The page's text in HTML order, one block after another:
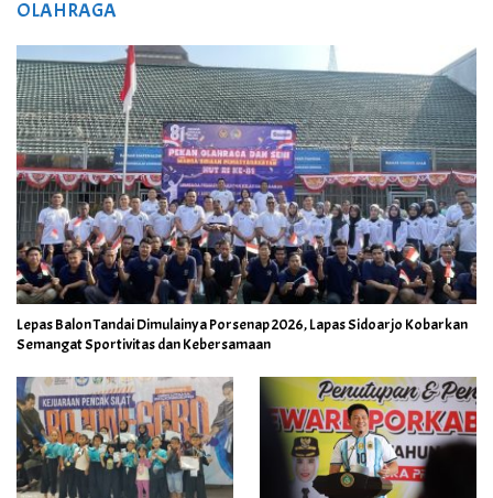
OLAHRAGA
Lepas Balon Tandai Dimulainya Porsenap 2026, Lapas Sidoarjo Kobarkan
Semangat Sportivitas dan Kebersamaan